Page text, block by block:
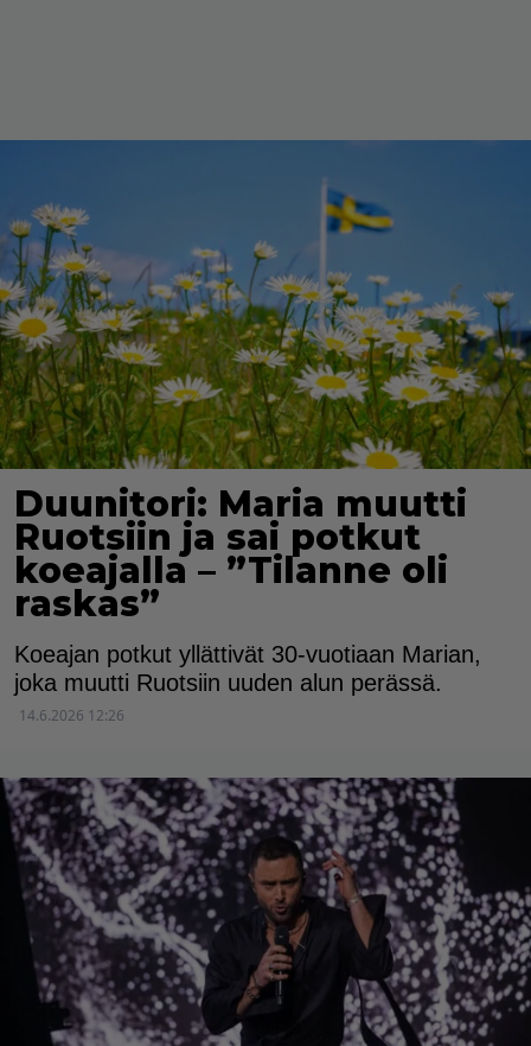
Duunitori: Maria muutti
Ruotsiin ja sai potkut
koeajalla – ”Tilanne oli
raskas”
Koeajan potkut yllättivät 30-vuotiaan Marian,
joka muutti Ruotsiin uuden alun perässä.
14.6.2026 12:26